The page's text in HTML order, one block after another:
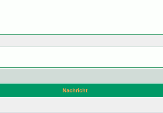
Nachricht